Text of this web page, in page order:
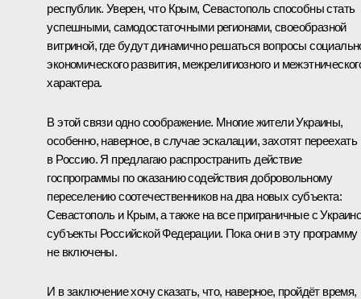
республик. Уверен, что Крым, Севастополь способны стать
успешными, самодостаточными регионами, своеобразной
витриной, где будут динамично решаться вопросы
экономического развития, межрелигиозного и
характера.
В этой связи одно соображение. Многие жители Украины,
особенно, наверное, в случае эскалации, захотят переехать
в Россию. Я предлагаю распространить действие
госпрограммы по оказанию содействия добровольному
переселению соотечественников на два новых субъекта:
Севастополь и Крым, а также на все приграничные с
субъекты Российской Федерации. Пока они в эту программу
не включены.
И в заключение хочу сказать, что, наверное, пройдёт время,